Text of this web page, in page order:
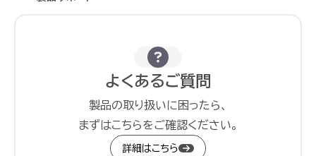
よくあるご質問
製品の取り扱いに困ったら、
まずはこちらをご確認ください。
詳細はこちら